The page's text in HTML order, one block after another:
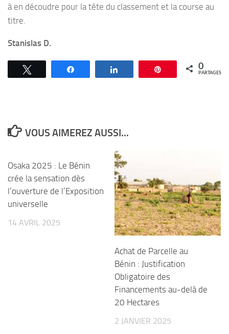
à en découdre pour la tête du classement et la course au
titre.
Stanislas D.
Épingle 0
PARTAGES
VOUS AIMEREZ AUSSI...
Osaka 2025 : Le Bénin
crée la sensation dès
l’ouverture de l’Exposition
universelle
14 AVRIL 2025
Achat de Parcelle au
Bénin : Justification
Obligatoire des
Financements au-delà de
20 Hectares
2 JANVIER 2025